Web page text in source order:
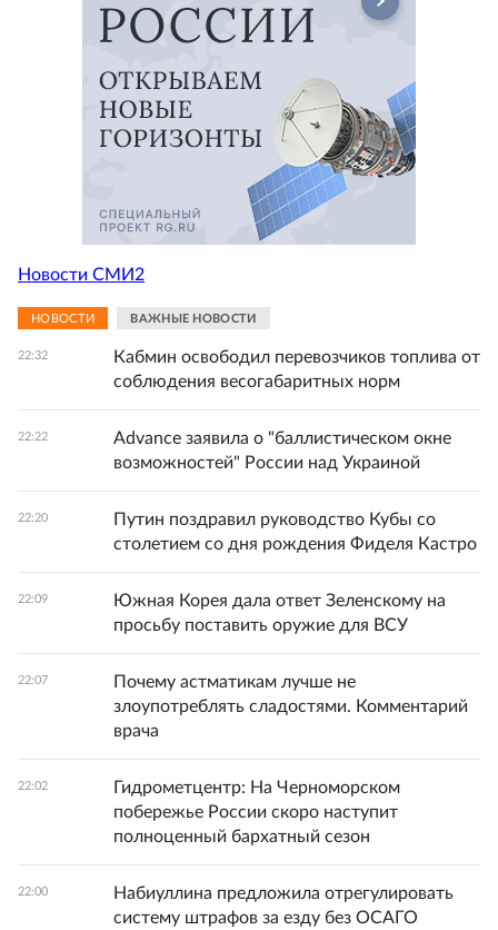
Новости СМИ2
НОВОСТИ ВАЖНЫЕ НОВОСТИ
22:32
Кабмин освободил перевозчиков топлива от
соблюдения весогабаритных норм
22:22
Advance заявила о "баллистическом окне
возможностей" России над Украиной
22:20
Путин поздравил руководство Кубы со
столетием со дня рождения Фиделя Кастро
22:09
Южная Корея дала ответ Зеленскому на
просьбу поставить оружие для ВСУ
22:07
Почему астматикам лучше не
злоупотреблять сладостями. Комментарий
врача
22:02
Гидрометцентр: На Черноморском
побережье России скоро наступит
полноценный бархатный сезон
22:00
Набиуллина предложила отрегулировать
систему штрафов за езду без ОСАГО